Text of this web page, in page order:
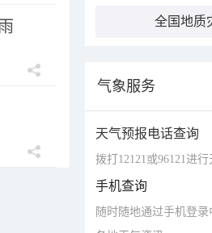
全国地质
气象服务
天气预报电话查询
拨打12121或96121进
手机查询
随时随地通过手机登